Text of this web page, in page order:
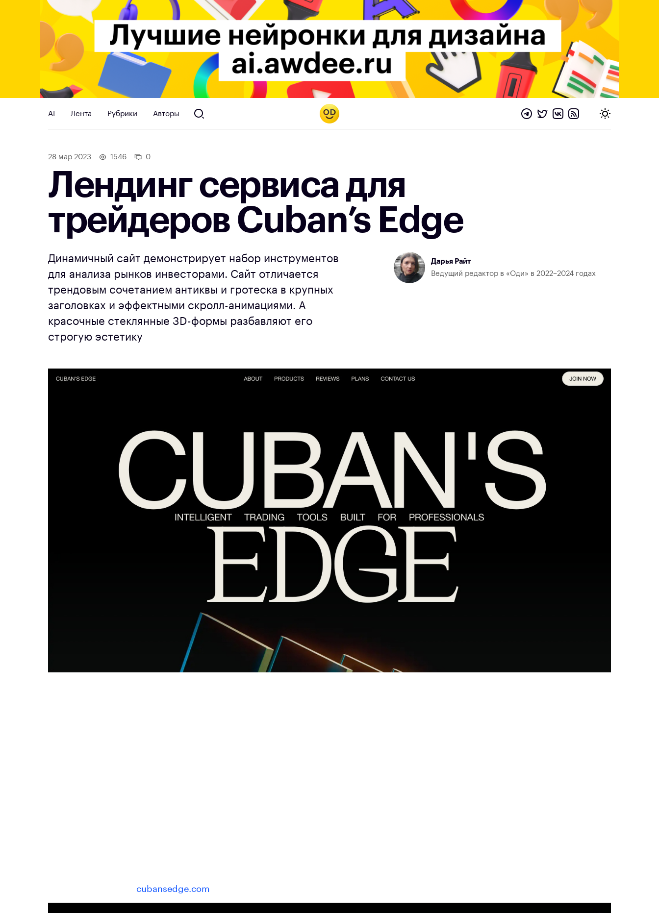
AI Лента Рубрики Авторы
28 мар 2023 1546 0
Лендинг сервиса для
трейдеров Cuban’s Edge
Динамичный сайт демонстрирует набор инструментов
для анализа рынков инвесторами. Сайт отличается
трендовым сочетанием антиквы и гротеска в крупных
заголовках и эффектными скролл-анимациями. А
красочные стеклянные 3D-формы разбавляют его
строгую эстетику
Дарья Райт
Ведущий редактор в «Оди» в 2022–2024 годах
cubansedge.com